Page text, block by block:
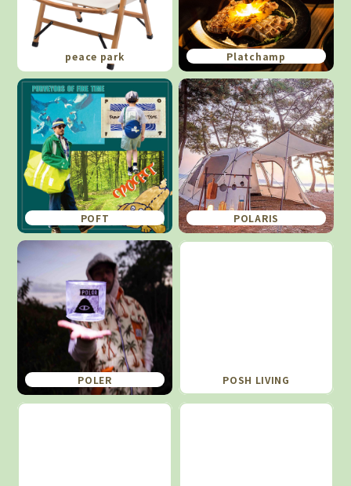
peace park Platchamp
POFT POLARIS
POLER POSH LIVING